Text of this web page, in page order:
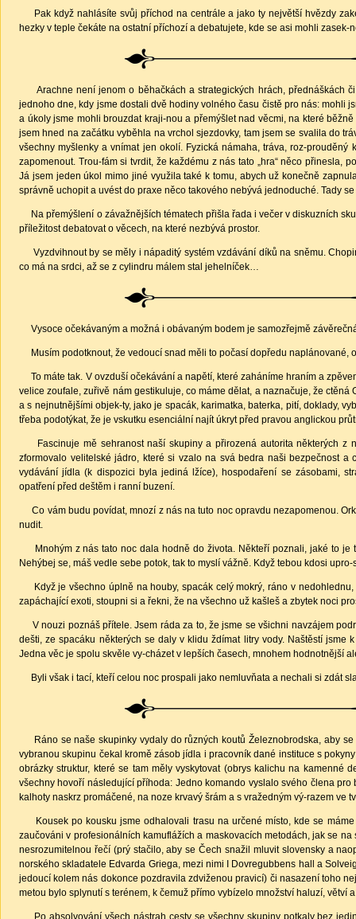
Pak když nahlásíte svůj příchod na centrále a jako ty největší hvězdy
hezky v teple čekáte na ostatní příchozí a debatujete, kde se asi mohli
Arachne není jenom o běhačkách a strategických hrách, přednáškách
jednoho dne, kdy jsme dostali dvě hodiny volného času čistě pro nás: mohli
a úkoly jsme mohli brouzdat kraji-nou a přemýšlet nad věcmi, na které
jsem hned na začátku vyběhla na vrchol sjezdovky, tam jsem se svalila do
všechny myšlenky a vnímat jen okolí. Fyzická námaha, tráva, roz-
zapomenout. Trou-fám si tvrdit, že každému z nás tato „hra“ něco přinesla,
Já jsem jeden úkol mimo jiné využila také k tomu, abych už konečně
správně uchopit a uvést do praxe něco takového nebývá jednoduché. Tady
Na přemýšlení o závažnějších tématech přišla řada i večer v diskuzních
příležitost debatovat o věcech, na které nezbývá prostor.
Vyzdvihnout by se měly i nápaditý systém vzdávání díků na sněmu.
co má na srdci, až se z cylindru málem stal jehelníček…
Vysoce očekávaným a možná i obávaným bodem je samozřejmě
Musím podotknout, že vedoucí snad měli to počasí dopředu naplánované,
To máte tak. V ovzduší očekávání a napětí, které zaháníme hraním a
velice zoufale, zuřivě nám gestikuluje, co máme dělat, a naznačuje, že
a s nejnutnějšími objek-ty, jako je spacák, karimatka, baterka, pití, doklady,
třeba podotýkat, že je vskutku esenciální najít úkryt před pravou anglickou
Fascinuje mě sehranost naší skupiny a přirozená autorita některých z
zformovalo velitelské jádro, které si vzalo na svá bedra naši bezpečnost
vydávání jídla (k dispozici byla jediná lžíce), hospodaření se zásobami,
opatření před deštěm i ranní buzení.
Co vám budu povídat, mnozí z nás na tuto noc opravdu nezapomenou.
nudit.
Mnohým z nás tato noc dala hodně do života. Někteří poznali, jaké to je
Nehýbej se, máš vedle sebe potok, tak to myslí vážně. Když tebou kdosi
Když je všechno úplně na houby, spacák celý mokrý, ráno v
zapáchající exoti, stoupni si a řekni, že na všechno už kašleš a zbytek noci
V nouzi poznáš přítele. Jsem ráda za to, že jsme se všichni navzájem
dešti, ze spacáku některých se daly v klidu ždímat litry vody. Naštěstí
Jedna věc je spolu skvěle vy-cházet v lepších časech, mnohem
Byli však i tací, kteří celou noc prospali jako nemluvňata a nechali si zdát
Ráno se naše skupinky vydaly do různých koutů Železnobrodska, aby
vybranou skupinu čekal kromě zásob jídla i pracovník dané instituce s
obrázky struktur, které se tam měly vyskytovat (obrys kalichu na
všechny hovoří následující příhoda: Jedno komando vyslalo svého člena
kalhoty naskrz promáčené, na noze krvavý šrám a s vražedným vý-razem ve
Kousek po kousku jsme odhalovali trasu na určené místo, kde se
zaučováni v profesionálních kamuflážích a maskovacích metodách, jak se
nesrozumitelnou řečí (prý stačilo, aby se Čech snažil mluvit slovensky a
norského skladatele Edvarda Griega, mezi nimi I Dovregubbens hall a
jedoucí kolem nás dokonce pozdravila zdviženou pravicí) či nasazení toho
metou bylo splynutí s terénem, k čemuž přímo vybízelo množství haluzí, větví
Po absolvování všech nástrah cesty se všechny skupiny potkaly bez